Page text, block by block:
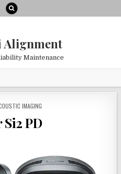
Alignment
Maintenance
IN IMAGING
PD